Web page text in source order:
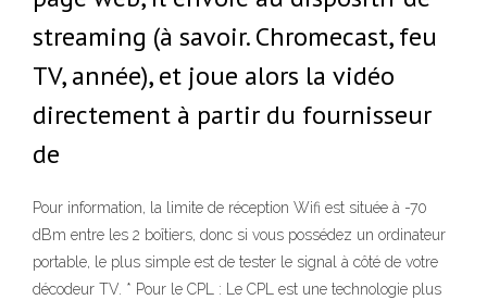
streaming (à savoir. Chromecast, feu
TV, année), et joue alors la vidéo
directement à partir du fournisseur
de
Pour information, la limite de réception Wifi est située à -70
dBm entre les 2 boîtiers, donc si vous possédez un ordinateur
portable, le plus simple est de tester le signal à côté de votre
décodeur TV. * Pour le CPL : Le CPL est une technologie plus